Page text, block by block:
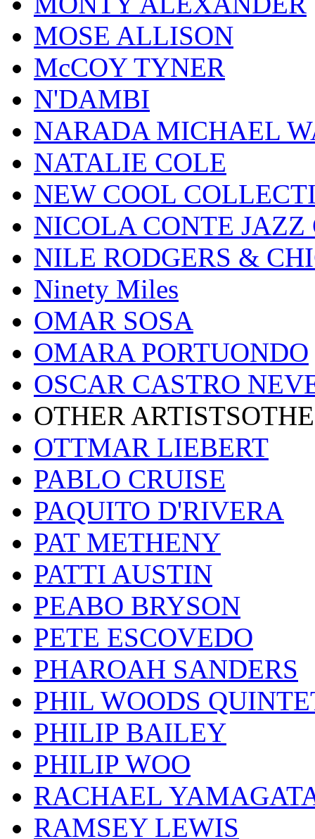
MOSE ALLISON
McCOY TYNER
N'DAMBI
NARADA MICHAEL
NATALIE COLE
NEW COOL
NICOLA CONTE JAZZ
NILE RODGERS &
Ninety Miles
OMAR SOSA
OMARA PORTUONDO
OSCAR CASTRO
OTHER
OTTMAR LIEBERT
PABLO CRUISE
PAQUITO D'RIVERA
PAT METHENY
PATTI AUSTIN
PEABO BRYSON
PETE ESCOVEDO
PHAROAH SANDERS
PHIL WOODS
PHILIP BAILEY
PHILIP WOO
RACHAEL
RAMSEY LEWIS